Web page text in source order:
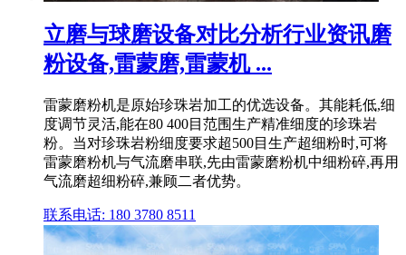
立磨与球磨设备对比分析行业资讯磨
粉设备,雷蒙磨,雷蒙机 ...
雷蒙磨粉机是原始珍珠岩加工的优选设备。其能耗低,细
度调节灵活,能在80 400目范围生产精准细度的珍珠岩
粉。当对珍珠岩粉细度要求超500目生产超细粉时,可将
雷蒙磨粉机与气流磨串联,先由雷蒙磨粉机中细粉碎,再用
气流磨超细粉碎,兼顾二者优势。
联系电话: 180 3780 8511